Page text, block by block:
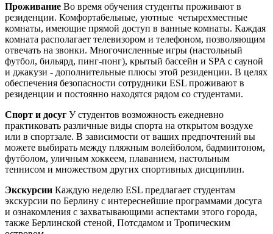
Проживание Во время обучения студенты проживают в
резиденции. Комфортабельные, уютные четырехместные
комнаты, имеющие прямой доступ в ванные комнаты. Каждая
комната располагает телевизором и телефоном, позволяющим
отвечать на звонки. Многочисленные игры (настольный
футбол, бильярд, пинг-понг), крытый бассейн и SPA с сауной
и джакузи - дополнительные плюсы этой резиденции. В целях
обеспечения безопасности сотрудники ESL проживают в
резиденции и постоянно находятся рядом со студентами.
Спорт и досуг У студентов возможность ежедневно
практиковать различные виды спорта на открытом воздухе
или в спортзале. В зависимости от ваших предпочтений вы
можете выбирать между пляжным волейболом, бадминтоном,
футболом, уличным хоккеем, плаванием, настольным
теннисом и множеством других спортивных дисциплин.
Экскурсии Каждую неделю ESL предлагает студентам
экскурсии по Берлину с интереснейшие программами досуга
и ознакомления с захватывающими аспектами этого города,
также Берлинской стеной, Потсдамом и Тропическим